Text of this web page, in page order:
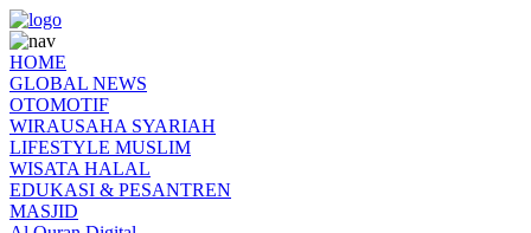
HOME
GLOBAL NEWS
OTOMOTIF
WIRAUSAHA SYARIAH
LIFESTYLE MUSLIM
WISATA HALAL
EDUKASI & PESANTREN
MASJID